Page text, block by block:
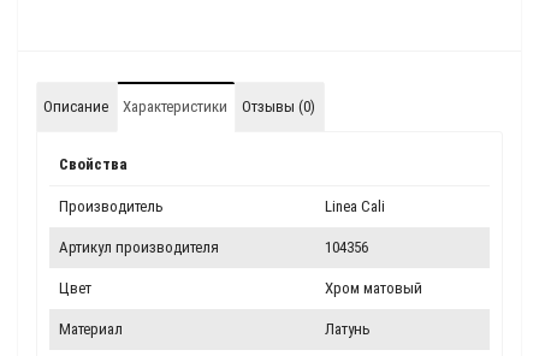
Описание Характеристики Отзывы (0)
Свойства
Производитель Linea Cali
Артикул производителя 104356
Цвет Хром матовый
Материал Латунь